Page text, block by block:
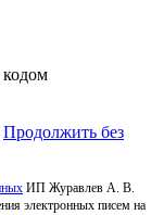
Продолжить без
ИП Журавлев А. В.
электронных писем на